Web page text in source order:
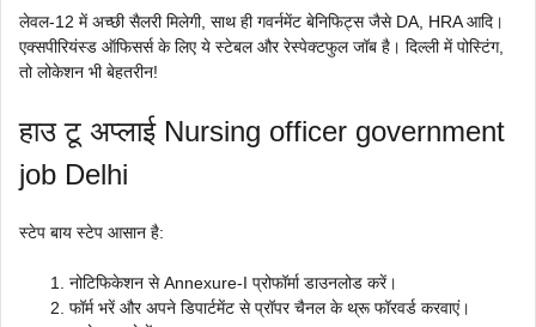
लेवल-12 में अच्छी सैलरी मिलेगी, साथ ही गवर्नमेंट बेनिफिट्स जैसे DA, HRA आदि।
एक्सपीरियंस्ड ऑफिसर्स के लिए ये स्टेबल और रेस्पेक्टफुल जॉब है। दिल्ली में पोस्टिंग,
तो लोकेशन भी बेहतरीन!
हाउ टू अप्लाई Nursing officer government
job Delhi
स्टेप बाय स्टेप आसान है:
नोटिफिकेशन से Annexure-I प्रोफॉर्मा डाउनलोड करें।
फॉर्म भरें और अपने डिपार्टमेंट से प्रॉपर चैनल के थ्रू फॉरवर्ड करवाएं।